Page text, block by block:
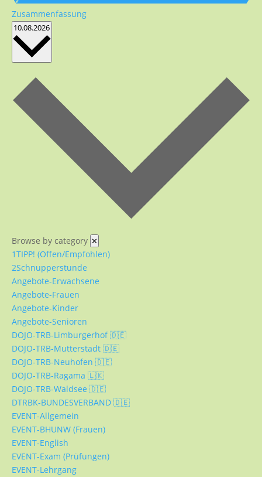
Zusammenfassung
10.08.2026Datum
Browse by category ✕
1TIPP! (Offen/Empfohlen)
2Schnupperstunde
Angebote-Erwachsene
Angebote-Frauen
Angebote-Kinder
Angebote-Senioren
DOJO-TRB-Limburgerhof 🇩🇪
DOJO-TRB-Mutterstadt 🇩🇪
DOJO-TRB-Neuhofen 🇩🇪
DOJO-TRB-Ragama 🇱🇰
DOJO-TRB-Waldsee 🇩🇪
DTRBK-BUNDESVERBAND 🇩🇪
EVENT-Allgemein
EVENT-BHUNW (Frauen)
EVENT-English
EVENT-Exam (Prüfungen)
EVENT-Lehrgang